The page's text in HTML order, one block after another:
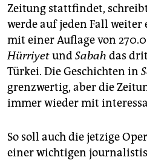
Zeitung stattfindet,
werde auf jeden Fall weiter
mit einer Auflage von
HürriyetundSabah das
Türkei. Die Geschichten in
grenzwertig, aber die
immer wieder mit
So soll auch die jetzige
einer wichtigen